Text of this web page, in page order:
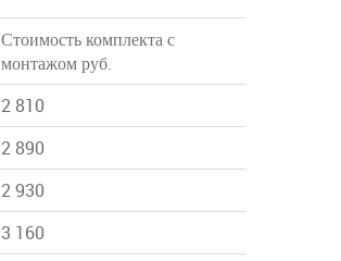
Стоимость комплекта с
монтажом руб.
2 810
2 890
2 930
3 160